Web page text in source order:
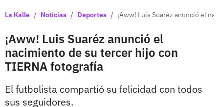
La Kalle / Noticias / Deportes / ¡Aww! Luis Suaréz anunció el
¡Aww! Luis Suaréz anunció el
nacimiento de su tercer hijo con
TIERNA fotografía
El futbolista compartió su felicidad con todos
sus seguidores.